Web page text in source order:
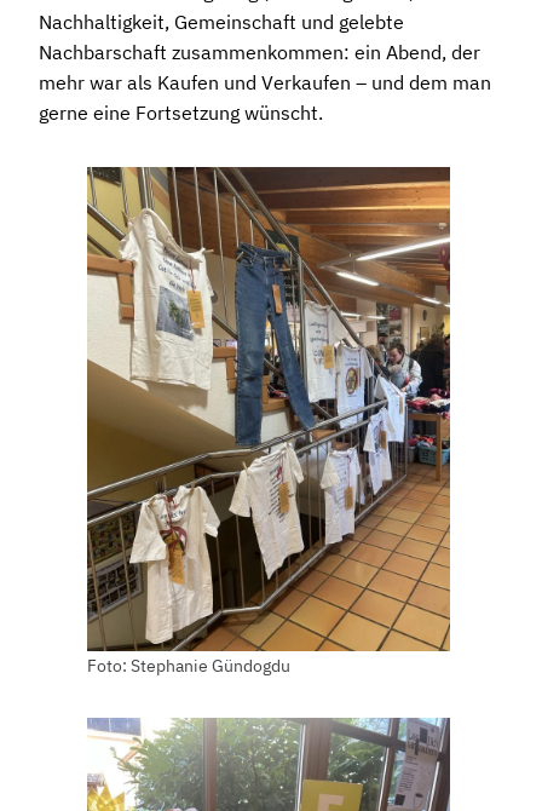
Nachhaltigkeit, Gemeinschaft und gelebte
Nachbarschaft zusammenkommen: ein Abend, der
mehr war als Kaufen und Verkaufen – und dem man
gerne eine Fortsetzung wünscht.
Foto: Stephanie Gündogdu